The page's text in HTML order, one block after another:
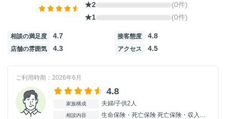
★2
(0件)
★1
(0件)
相談の満足度 4.7 接客態度 4.8
店舗の雰囲気 4.3 アクセス 4.5
ご利用時期：2026年6月
4.8
家族構成 夫婦/子供2人
相談内容 生命保険・死亡保険 死亡保険・収入保障 医療保険・入院保険 特になし